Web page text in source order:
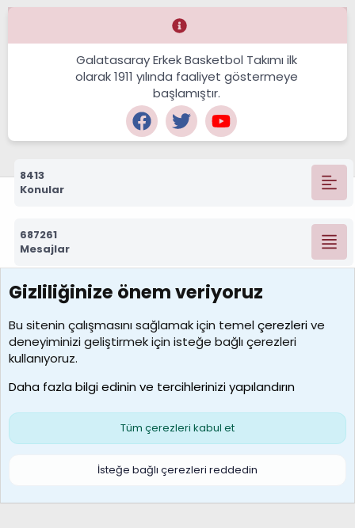
Galatasaray Erkek Basketbol Takımı ilk
olarak 1911 yılında faaliyet göstermeye
başlamıştır.
8413
Konular
687261
Mesajlar
7388
Kullanıcılar
borabekirogluu
Son üye
Çerezler
S
Gizliliğinize önem veriyoruz
Bu sitenin çalışmasını sağlamak için temelçerezlerive
deneyiminizi geliştirmek için isteğe bağlı çerezleri
kullanıyoruz.
Daha fazla bilgi edinin ve tercihlerinizi yapılandırın
Tüm çerezleri kabul et
İsteğe bağlı çerezleri reddedin